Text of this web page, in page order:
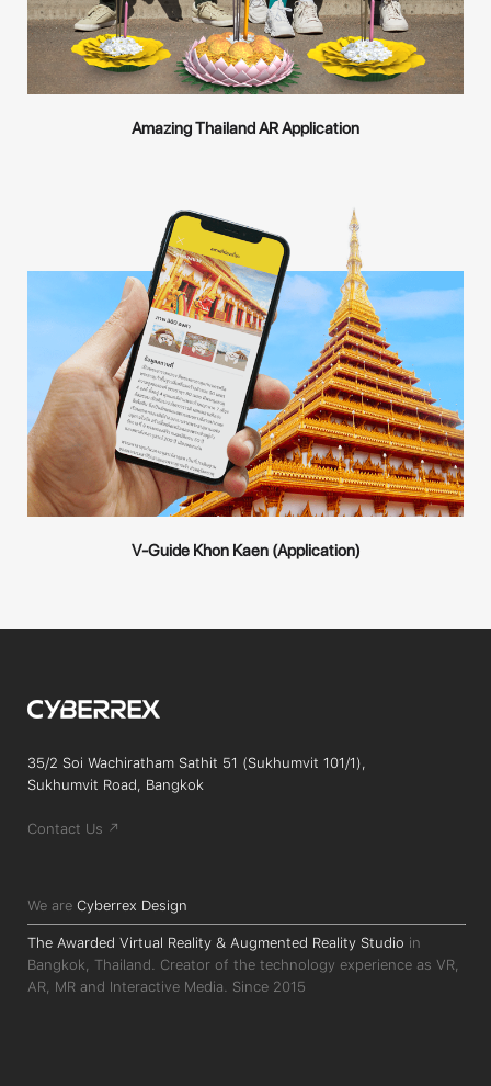
Amazing Thailand AR Application
V-Guide Khon Kaen (Application)
35/2 Soi Wachiratham Sathit 51 (Sukhumvit 101/1),
Sukhumvit Road, Bangkok
Contact Us ↗
We are Cyberrex Design
The Awarded Virtual Reality & Augmented Reality Studio in
Bangkok, Thailand. Creator of the technology experience as VR,
AR, MR and Interactive Media. Since 2015